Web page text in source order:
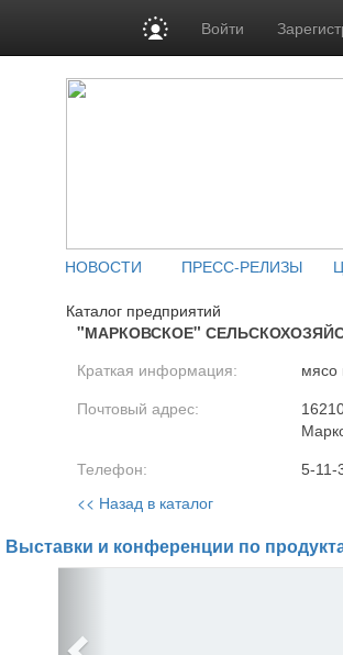
Войти
НОВОСТИ ПРЕСС-РЕЛИЗЫ
Каталог предприятий
"МАРКОВСКОЕ"
Краткая информация: мясо
Почтовый адрес:
Телефон: 5-11-
<< Назад в каталог
Выставки и конференции по